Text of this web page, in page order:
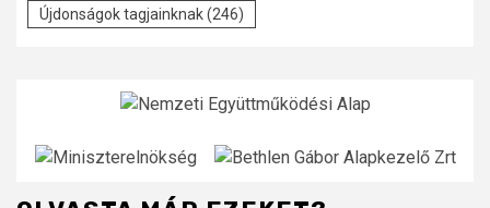
Újdonságok tagjainknak(246)